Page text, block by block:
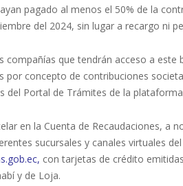
pagado al menos el 50% de la
del 2024, sin lugar a recargo ni
compañías que tendrán acceso a
por concepto de contribuciones
del Portal de Trámites de la
en la Cuenta de Recaudaciones, a
sucursales y canales virtuales
, con tarjetas de crédito
y de Loja.